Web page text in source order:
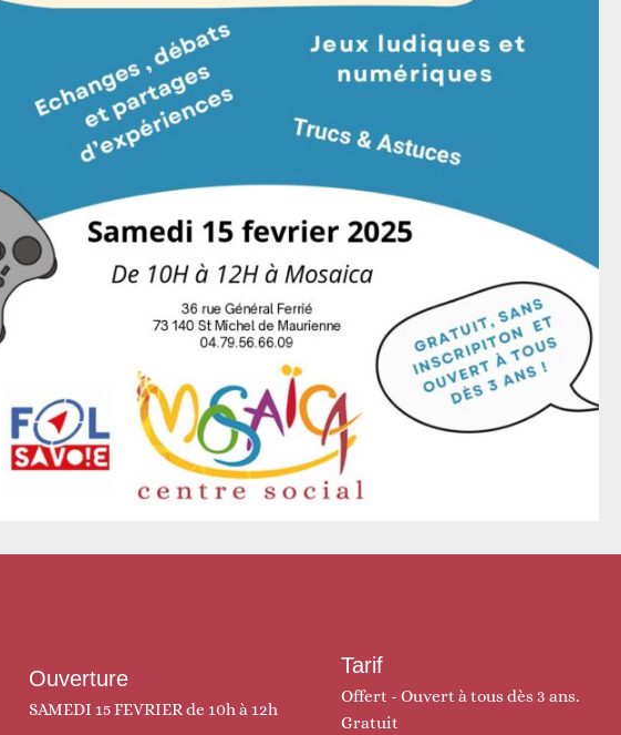
Ouverture
SAMEDI 15 FEVRIER de 10h à 12h
Tarif
Offert - Ouvert à tous dès 3 ans.
Gratuit